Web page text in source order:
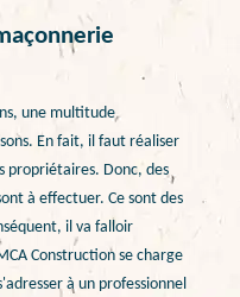
une multitude
En fait, il faut réaliser
propriétaires. Donc, des
à effectuer. Ce sont des
il va falloir
Construction se charge
à un professionnel